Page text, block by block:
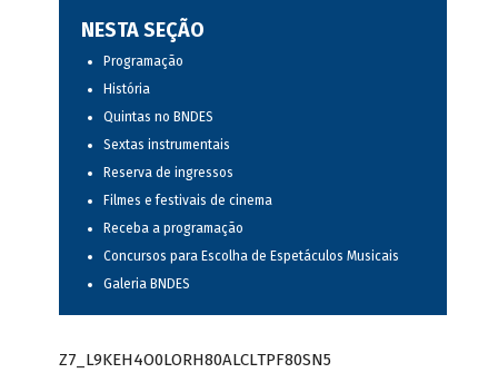
NESTA SEÇÃO
Programação
História
Quintas no BNDES
Sextas instrumentais
Reserva de ingressos
Filmes e festivais de cinema
Receba a programação
Concursos para Escolha de Espetáculos Musicais
Galeria BNDES
Z7_L9KEH4O0LORH80ALCLTPF80SN5